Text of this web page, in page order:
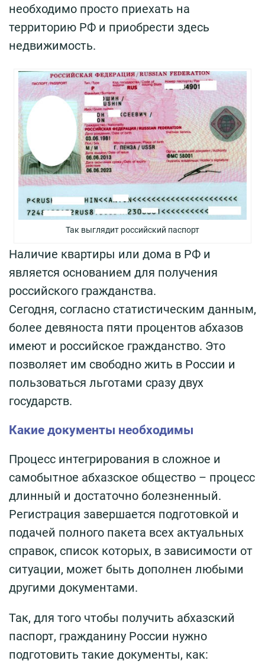
необходимо просто приехать на
территорию РФ и приобрести здесь
недвижимость.
Так выглядит российский паспорт
Наличие квартиры или дома в РФ и
является основанием для получения
российского гражданства.
Сегодня, согласно статистическим данным,
более девяноста пяти процентов абхазов
имеют и российское гражданство. Это
позволяет им свободно жить в России и
пользоваться льготами сразу двух
государств.
Какие документы необходимы
Процесс интегрирования в сложное и
самобытное абхазское общество – процесс
длинный и достаточно болезненный.
Регистрация завершается подготовкой и
подачей полного пакета всех актуальных
справок, список которых, в зависимости от
ситуации, может быть дополнен любыми
другими документами.
Так, для того чтобы получить абхазский
паспорт, гражданину России нужно
подготовить такие документы, как: